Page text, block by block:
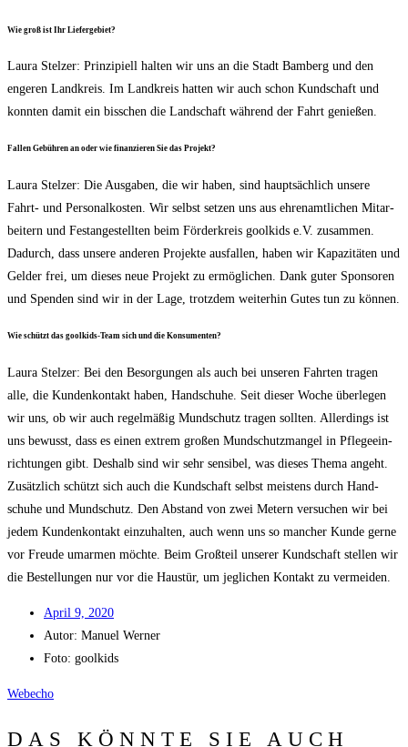
Wie groß ist Ihr Liefergebiet?
Lau­ra Stel­zer: Prin­zi­pi­ell hal­ten wir uns an die Stadt Bam­berg und den
enge­ren Land­kreis. Im Land­kreis hat­ten wir auch schon Kund­schaft und
konn­ten damit ein biss­chen die Land­schaft wäh­rend der Fahrt genießen.
Fal­len Gebüh­ren an oder wie finan­zie­ren Sie das Projekt?
Lau­ra Stel­zer: Die Aus­ga­ben, die wir haben, sind haupt­säch­lich unse­re
Fahrt- und Per­so­nal­kos­ten. Wir selbst set­zen uns aus ehren­amt­li­chen Mit­ar­
bei­tern und Fest­an­ge­stell­ten beim För­der­kreis gool­kids e.V. zusam­men.
Dadurch, dass unse­re ande­ren Pro­jek­te aus­fal­len, haben wir Kapa­zi­tä­ten und
Gel­der frei, um die­ses neue Pro­jekt zu ermög­li­chen. Dank guter Spon­so­ren
und Spen­den sind wir in der Lage, trotz­dem wei­ter­hin Gutes tun zu können.
Wie schützt das gool­kids-Team sich und die Konsumenten?
Lau­ra Stel­zer: Bei den Besor­gun­gen als auch bei unse­ren Fahr­ten tra­gen
alle, die Kun­den­kon­takt haben, Hand­schu­he. Seit die­ser Woche über­le­gen
wir uns, ob wir auch regel­mä­ßig Mund­schutz tra­gen soll­ten. Aller­dings ist
uns bewusst, dass es einen extrem gro­ßen Mund­schutz­man­gel in Pfle­ge­ein­
rich­tun­gen gibt. Des­halb sind wir sehr sen­si­bel, was die­ses The­ma angeht.
Zusätz­lich schützt sich auch die Kund­schaft selbst meis­tens durch Hand­
schu­he und Mund­schutz. Den Abstand von zwei Metern ver­su­chen wir bei
jedem Kun­den­kon­takt ein­zu­hal­ten, auch wenn uns so man­cher Kun­de ger­ne
vor Freu­de umar­men möch­te. Beim Groß­teil unse­rer Kund­schaft stel­len wir
die Bestel­lun­gen nur vor die Haus­tür, um jeg­li­chen Kon­takt zu vermeiden.
April 9, 2020
Autor: Manu­el Werner
Foto: goolkids
Web­echo
DAS KÖNNTE SIE AUCH